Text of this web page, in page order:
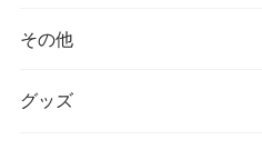
ハンガリー
その他
その他
グッズ